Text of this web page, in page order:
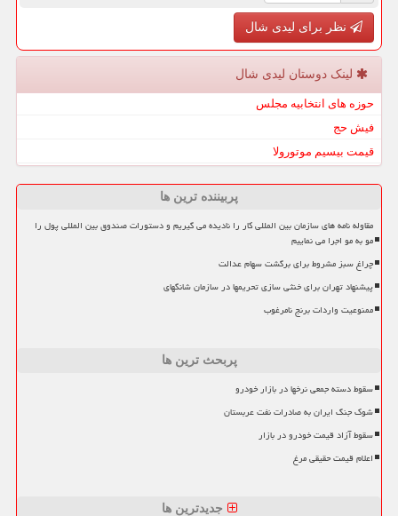
نظر برای لیدی شال
لینک دوستان لیدی شال
حوزه های انتخابیه مجلس
فیش حج
قیمت بیسیم موتورولا
پربیننده ترین ها
مقاوله نامه های سازمان بین المللی کار را نادیده می گیریم و دستورات صندوق بین المللی پول را
مو به مو اجرا می نماییم
چراغ سبز مشروط برای برگشت سهام عدالت
پیشنهاد تهران برای خنثی سازی تحریمها در سازمان شانگهای
ممنوعیت واردات برنج نامرغوب
پربحث ترین ها
سقوط دسته جمعی نرخها در بازار خودرو
شوک جنگ ایران به صادرات نفت عربستان
سقوط آزاد قیمت خودرو در بازار
اعلام قیمت حقیقی مرغ
جدیدترین ها